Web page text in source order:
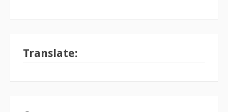
Translate: